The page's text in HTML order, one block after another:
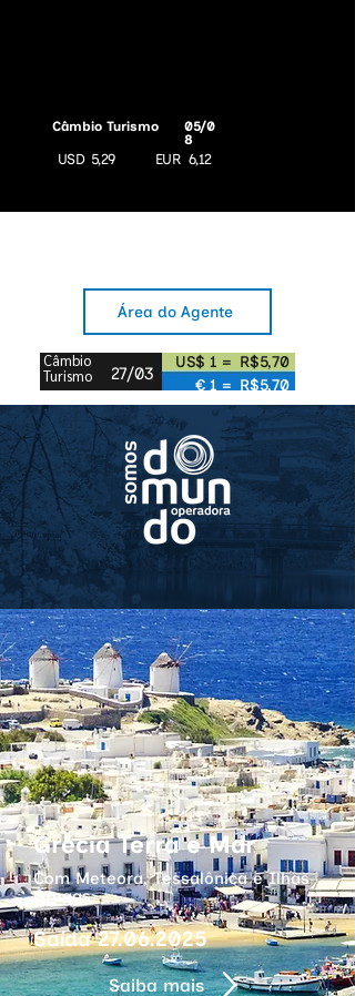
Câmbio Turismo
USD 5,29 EUR
05/0
8
6,12
Área do Agente
Câmbio
Turismo
27/03
R$5,70
€ 1 =
US$ 1 = R$5,70
Grécia Terra e Mar
Com Meteora, Tessalônica e Ilhas
Gregas
Saída27.06.2025
Saiba mais